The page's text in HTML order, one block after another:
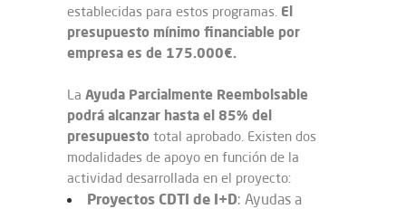
establecidas para estos programas. El
presupuesto mínimo financiable por
empresa es de 175.000€.
La Ayuda Parcialmente Reembolsable
podrá alcanzar hasta el 85% del
presupuesto total aprobado. Existen dos
modalidades de apoyo en función de la
actividad desarrollada en el proyecto:
Proyectos CDTI de I+D: Ayudas a